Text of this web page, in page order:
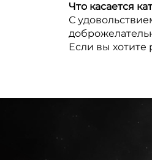
Что касается
С
Если вы хотите